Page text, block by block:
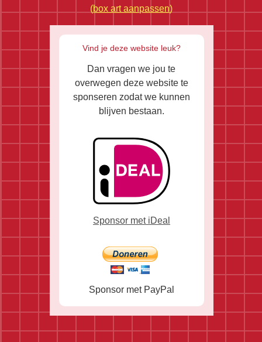
(box art aanpassen)
Vind je deze website leuk?
Dan vragen we jou te
overwegen deze website te
sponseren zodat we kunnen
blijven bestaan.
Sponsor met iDeal
Sponsor met PayPal